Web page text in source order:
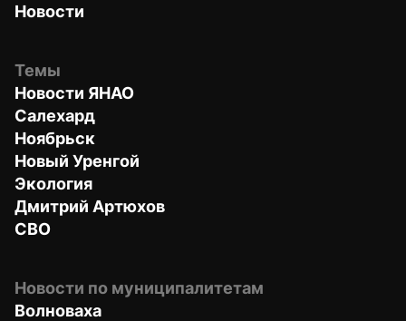
Новости
Темы
Новости ЯНАО
Салехард
Ноябрьск
Новый Уренгой
Экология
Дмитрий Артюхов
СВО
Новости по муниципалитетам
Волноваха